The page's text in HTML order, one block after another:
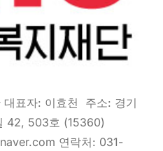
대표자: 이효천 주소: 경기
42, 503호 (15360)
연락처: 031-